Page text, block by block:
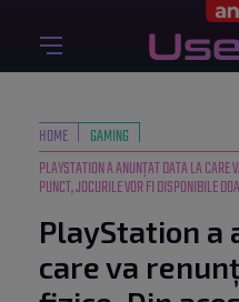
HOME
GAMING
PLAYSTATION A ANUNȚAT DATA LA CARE
PUNCT, JOCURILE VOR FI DISPONIBILE
PlayStation a
care va